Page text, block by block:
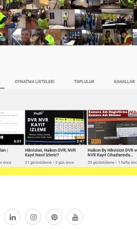
linkedininstagrampinterestyoutube